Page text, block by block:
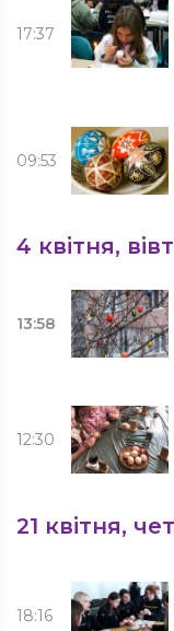
17:37
09:53
4 квітня,
13:58
12:30
21 квітня,
18:16